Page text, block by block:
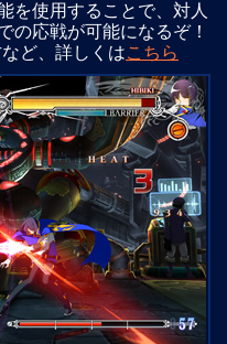
を使用することで、対人
の応戦が可能になるぞ！
ど、詳しくはこちら